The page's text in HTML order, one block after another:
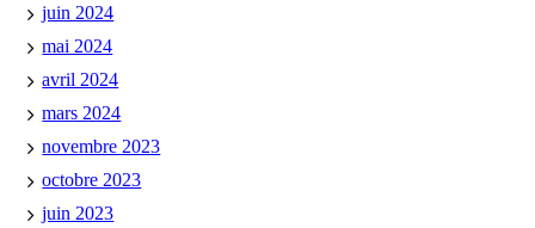
juin 2024
mai 2024
avril 2024
mars 2024
novembre 2023
octobre 2023
juin 2023